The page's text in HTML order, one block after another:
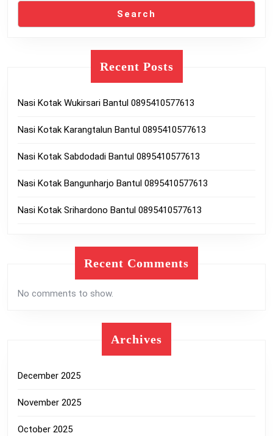
Search
Recent Posts
Nasi Kotak Wukirsari Bantul 0895410577613
Nasi Kotak Karangtalun Bantul 0895410577613
Nasi Kotak Sabdodadi Bantul 0895410577613
Nasi Kotak Bangunharjo Bantul 0895410577613
Nasi Kotak Srihardono Bantul 0895410577613
Recent Comments
No comments to show.
Archives
December 2025
November 2025
October 2025